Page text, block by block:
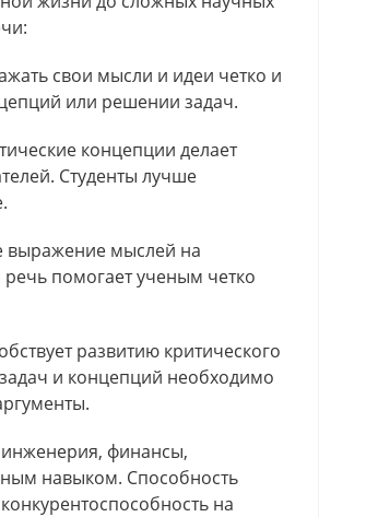
свои мысли и идеи четко и
или решении задач.
концепции делает
Студенты лучше
выражение мыслей на
помогает ученым четко
развитию критического
и концепций необходимо
инженерия, финансы,
навыком. Способность
на